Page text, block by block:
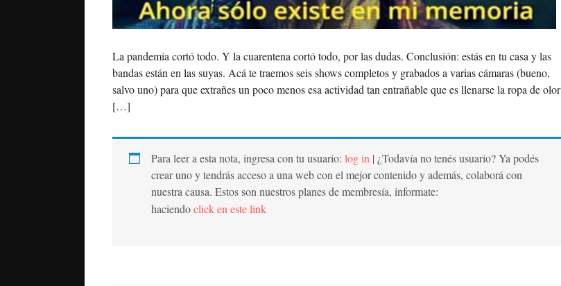
La pandemia cortó todo. Y la cuarentena cortó todo, por las dudas. Conclusión: estás en tu casa y las
bandas están en las suyas. Acá te traemos seis shows completos y grabados a varias cámaras (bueno,
salvo uno) para que extrañes un poco menos esa actividad tan entrañable que es llenarse la ropa de olor
[…]
Para leer a esta nota, ingresa con tu usuario: log in | ¿Todavía no tenés usuario? Ya podés
crear uno y tendrás acceso a una web con el mejor contenido y además, colaborá con
nuestra causa. Estos son nuestros planes de membresía, informate:
haciendoclick en este link